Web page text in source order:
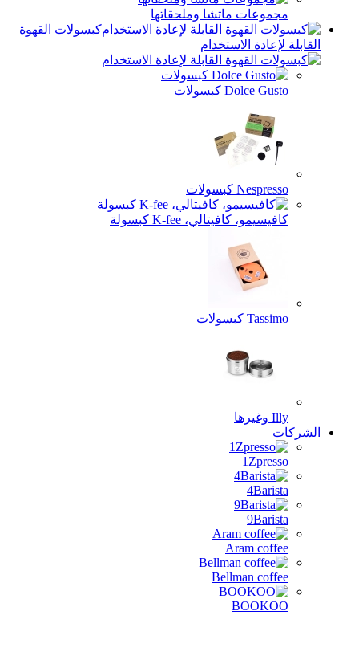
مجموعات ماتشا وملحقاتها
كبسولات القهوة
القابلة لإعادة الاستخدام
Dolce Gusto كبسولات
Nespresso كبسولات
كافيسيمو، كافيتالي، K-fee كبسولة
Tassimo كبسولات
Illy وغيرها
الشركات
1Zpresso
4Barista
9Barista
Aram coffee
Bellman coffee
BOOKOO